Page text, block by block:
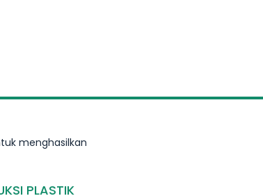
menghasilkan
PLASTIK